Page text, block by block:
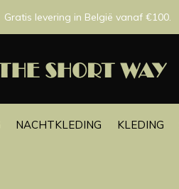
NACHTKLEDING KLEDING
Gratis levering in België vanaf €100.